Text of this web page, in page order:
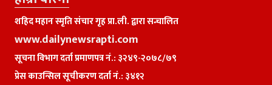
शहिद महान स्मृति संचार गृह प्रा.ली. द्वारा सन्चालित
www.dailynewsrapti.com
सूचना विभाग दर्ता प्रमाणपत्र नं.: ३२४९-२०७८/७९
प्रेस काउन्सिल सूचीकरण दर्ता नं.: ३४१२